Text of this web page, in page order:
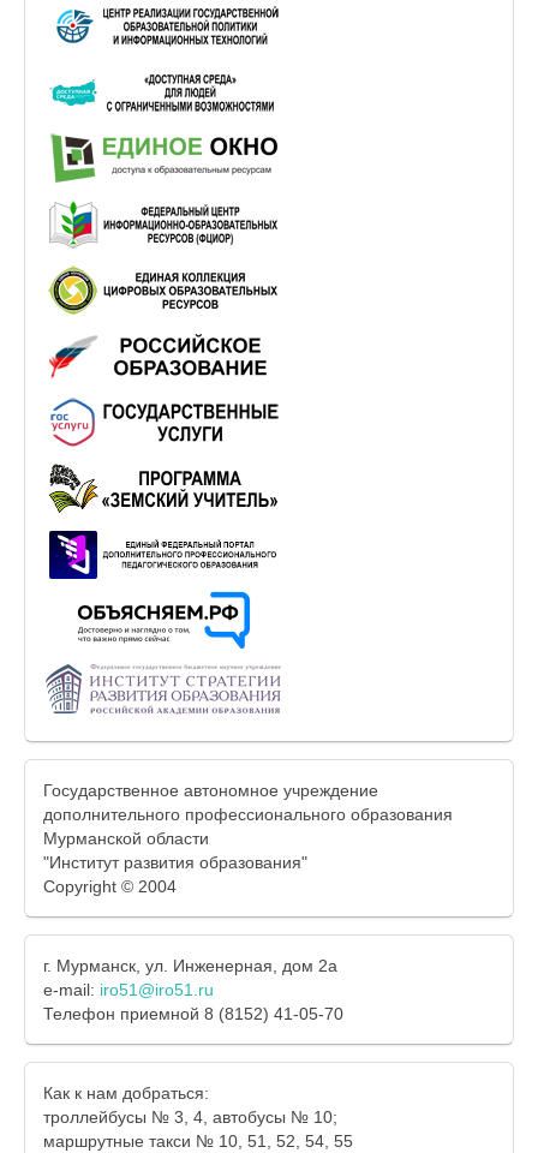
Государственное автономное учреждение
дополнительного профессионального образования
Мурманской области
"Институт развития образования"
Copyright © 2004
г. Мурманск, ул. Инженерная, дом 2а
e-mail: iro51@iro51.ru
Телефон приемной 8 (8152) 41-05-70
Как к нам добраться:
троллейбусы № 3, 4, автобусы № 10;
маршрутные такси № 10, 51, 52, 54, 55